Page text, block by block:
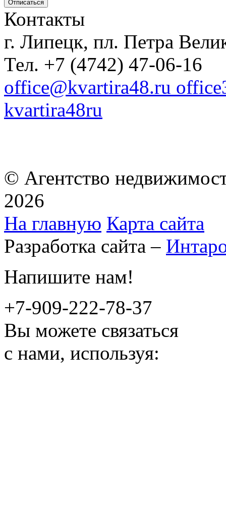
Контакты
г. Липецк, пл. Петра
Тел. +7 (4742) 47-06-16
office@kvartira48.ru
kvartira48ru
© Агентство
2026
На главную Карта сайта
Разработка сайта –
Напишите нам!
+7-909-222-78-37
Вы можете связаться
с нами, используя: